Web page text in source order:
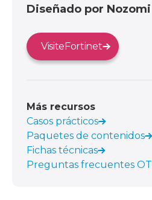
Diseñado por Nozomi
VisiteFortinet
Más recursos
Casos prácticos
Paquetes de contenidos
Fichas técnicas
Preguntas frecuentes OT